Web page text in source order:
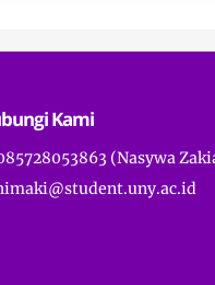
Kami
(Nasywa